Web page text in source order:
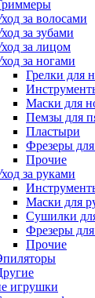
за волосами
за зубами
за лицом
за ногами
Грелки для
Маски для
Пемзы для
Пластыри
Фрезеры
Прочие
за руками
Маски для
Сушилки
Фрезеры
Прочие
игрушки